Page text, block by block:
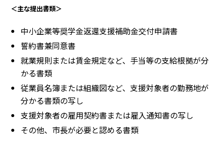
＜主な提出書類＞
中小企業等奨学金返還支援補助金交付申請書
誓約書兼同意書
就業規則または賃金規定など、手当等の支給根拠が分
かる書類
従業員名簿または組織図など、支援対象者の勤務地が
分かる書類の写し
支援対象者の雇用契約書または雇入通知書の写し
その他、市長が必要と認める書類